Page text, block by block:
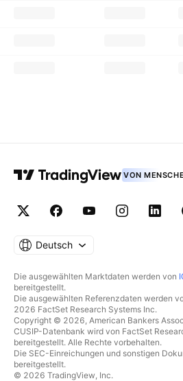
VON
Deutsch
Die ausgewählten Marktdaten werden von
bereitgestellt.
Die ausgewählten Referenzdaten werden
2026 FactSet Research Systems Inc.
Copyright © 2026, American Bankers
CUSIP-Datenbank wird von FactSet
bereitgestellt. Alle Rechte vorbehalten.
Die SEC-Einreichungen und sonstigen
bereitgestellt.
© 2026 TradingView, Inc.